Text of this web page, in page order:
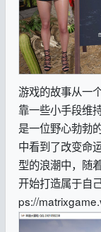
游戏的故事从一
靠一些小手段维
是一位野心勃勃
中看到了改变命
型的浪潮中，随
开始打造属于自
ps://